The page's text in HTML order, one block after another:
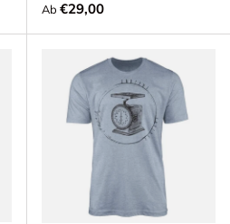
Ab Normaler Preis
€29,00